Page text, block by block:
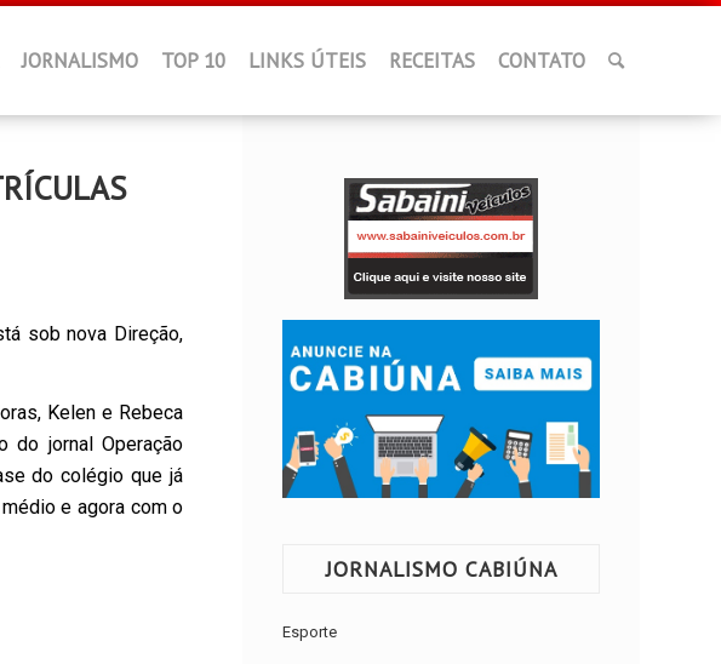
JORNALISMO TOP 10 LINKS ÚTEIS RECEITAS CONTATO
sob nova Direção,
Kelen e Rebeca
do jornal Operação
do colégio que já
e agora com o
JORNALISMO CABIÚNA
Esporte